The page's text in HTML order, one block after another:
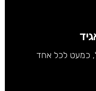
כמעט לכל אחד